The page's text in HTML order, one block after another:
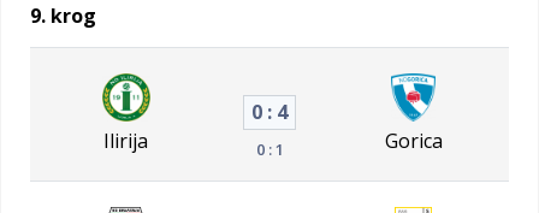
9. krog
Ilirija
0 : 4
0 : 1 Gorica